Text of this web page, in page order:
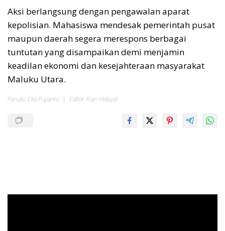
Aksi berlangsung dengan pengawalan aparat
kepolisian. Mahasiswa mendesak pemerintah pusat
maupun daerah segera merespons berbagai
tuntutan yang disampaikan demi menjamin
keadilan ekonomi dan kesejahteraan masyarakat
Maluku Utara.
Penulis: Eko Pujianto Editor: Rian Hidayat